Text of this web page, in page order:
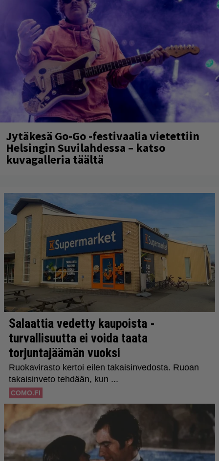
Jytäkesä Go-Go -festivaalia vietettiin
Helsingin Suvilahdessa – katso
kuvagalleria täältä